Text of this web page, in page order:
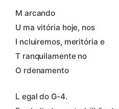
M arcando
U ma vitória hoje, nos
I ncluiremos, meritória e
T ranquilamente no
O rdenamento
L egal do G-4.